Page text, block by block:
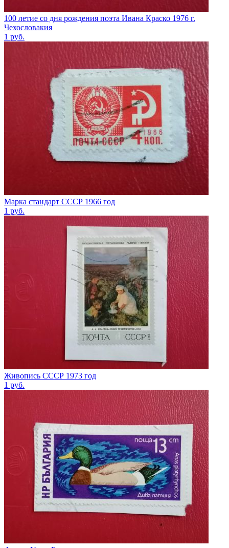
100 летие со дня рождения поэта Ивана Краско 1976 г.
Чехословакия
1 руб.
Марка стандарт СССР 1966 год
1 руб.
Живопись СССР 1973 год
1 руб.